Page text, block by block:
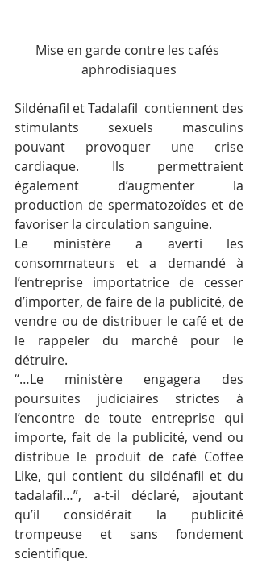
Mise en garde contre les cafés
aphrodisiaques
Sildénafil et Tadalafil  contiennent des
stimulants sexuels masculins
pouvant provoquer une crise
cardiaque. Ils permettraient
également d’augmenter la
production de spermatozoïdes et de
favoriser la circulation sanguine.
Le ministère a averti les
consommateurs et a demandé à
l’entreprise importatrice de cesser
d’importer, de faire de la publicité, de
vendre ou de distribuer le café et de
le rappeler du marché pour le
détruire.
“…Le ministère engagera des
poursuites judiciaires strictes à
l’encontre de toute entreprise qui
importe, fait de la publicité, vend ou
distribue le produit de café Coffee
Like, qui contient du sildénafil et du
tadalafil…”, a-t-il déclaré, ajoutant
qu’il considérait la publicité
trompeuse et sans fondement
scientifique.